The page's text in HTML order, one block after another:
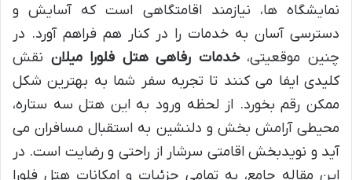
نمایشگاه ها، نیازمند اقامتگاهی است که آسایش و
دسترسی آسان به خدمات را در کنار هم فراهم آورد. در
چنین موقعیتی،خدمات رفاهی هتل فلورا میلان نقش
کلیدی ایفا می کنند تا تجربه سفر شما به بهترین شکل
ممکن رقم بخورد. از لحظه ورود به این هتل سه ستاره،
محیطی آرامش بخش و دلنشین به استقبال مسافران می
آید و نویدبخش اقامتی سرشار از راحتی و رضایت است. در
این مقاله جامع، به تمامی جزئیات و امکانات هتل فلورا